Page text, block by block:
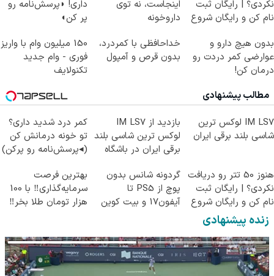
نکردی؟ | رایگان ثبت
نام کن و رایگان شروع
اینجاست، نه توی
داروخونه
داری! ◗پرسش‌نامه رو
پر کن◖
بدون هیچ دارو و
عوارضی کمر دردت رو
درمان کن!
خداحافظی با کمردرد،
بدون قرص و آمپول
150 میلیون وام با واریز
فوری - وام جدید
تکنولایف
مطالب پیشنهادی
IM LS7 لوکس ترین
شاسی بلند برقی ایران
بازدید از IM LS7
لوکس ترین شاسی بلند
برقی ایران در باشگاه
کمر درد شدید داری؟
تو خونه درمانش کن
(◂پرسش‌نامه رو پرکن)
هنوز 50 تتر رو دریافت
نکردی؟ | رایگان ثبت
نام کن و رایگان شروع
کن!
گردونه شانس بدون
پوچ از PS5 تا
آیفون17 و بیت کوین
بهترین فرصت
سرمایه‌گذاری‼️ با 100
هزار تومان طلا بخر‼️
زنده پیشنهادی